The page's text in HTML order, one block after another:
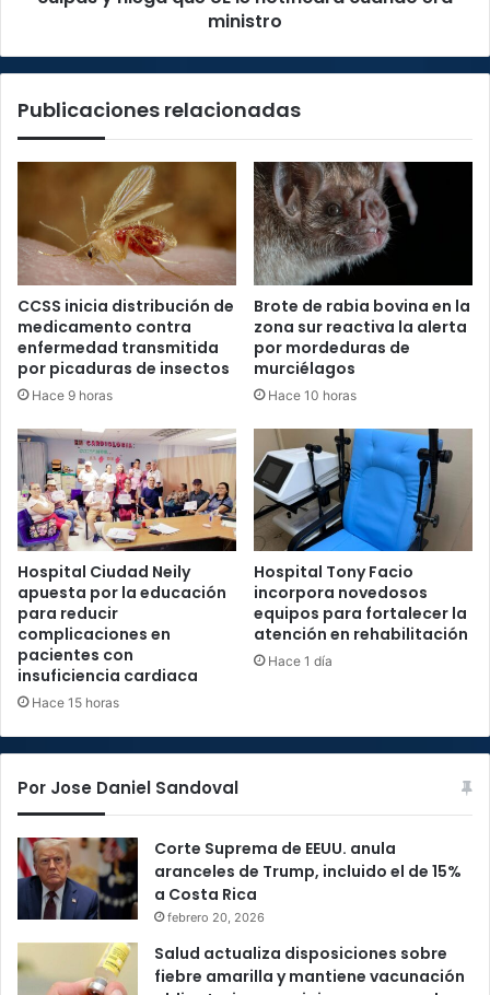
le
cuando
ministro
Publicaciones relacionadas
CCSS inicia distribución de
medicamento contra
enfermedad transmitida
por picaduras de insectos
Hace 9 horas
Brote de rabia bovina en la
zona sur reactiva la alerta
por mordeduras de
murciélagos
Hace 10 horas
Hospital Ciudad Neily
apuesta por la educación
para reducir
complicaciones en
pacientes con
insuficiencia cardiaca
Hace 15 horas
Hospital Tony Facio
incorpora novedosos
equipos para fortalecer la
atención en rehabilitación
Hace 1 día
Por Jose Daniel Sandoval
Corte Suprema de EEUU. anula
aranceles de Trump, incluido el de 15%
a Costa Rica
febrero 20, 2026
Salud actualiza disposiciones sobre
fiebre amarilla y mantiene vacunación